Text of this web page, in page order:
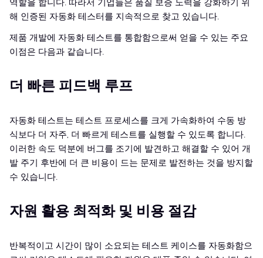
역할을 합니다. 따라서 기업들은 품질 보증 노력을 강화하기 위
해 인증된 자동화 테스터를 지속적으로 찾고 있습니다.
제품 개발에 자동화 테스트를 통합함으로써 얻을 수 있는 주요
이점은 다음과 같습니다.
더 빠른 피드백 루프
자동화 테스트는 테스트 프로세스를 크게 가속화하여 수동 방
식보다 더 자주, 더 빠르게 테스트를 실행할 수 있도록 합니다.
이러한 속도 덕분에 버그를 조기에 발견하고 해결할 수 있어 개
발 주기 후반에 더 큰 비용이 드는 문제로 발전하는 것을 방지할
수 있습니다.
자원 활용 최적화 및 비용 절감
반복적이고 시간이 많이 소요되는 테스트 케이스를 자동화함으